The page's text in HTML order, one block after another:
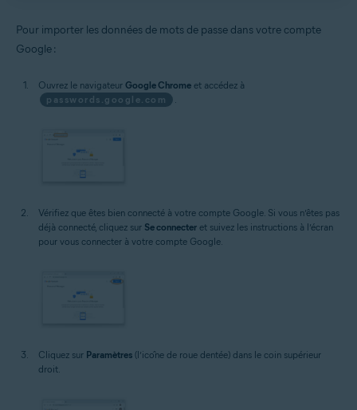
Pour importer les données de mots de passe dans votre compte
Google :
Ouvrez le navigateur Google Chrome et accédez à
passwords.google.com
Vérifiez que êtes bien connecté à votre compte Google. Si vous n’êtes pas
déjà connecté, cliquez sur Se connecter et suivez les instructions à l’écran
pour vous connecter à votre compte Google.
Cliquez sur Paramètres (l’icône de roue dentée) dans le coin supérieur
droit.